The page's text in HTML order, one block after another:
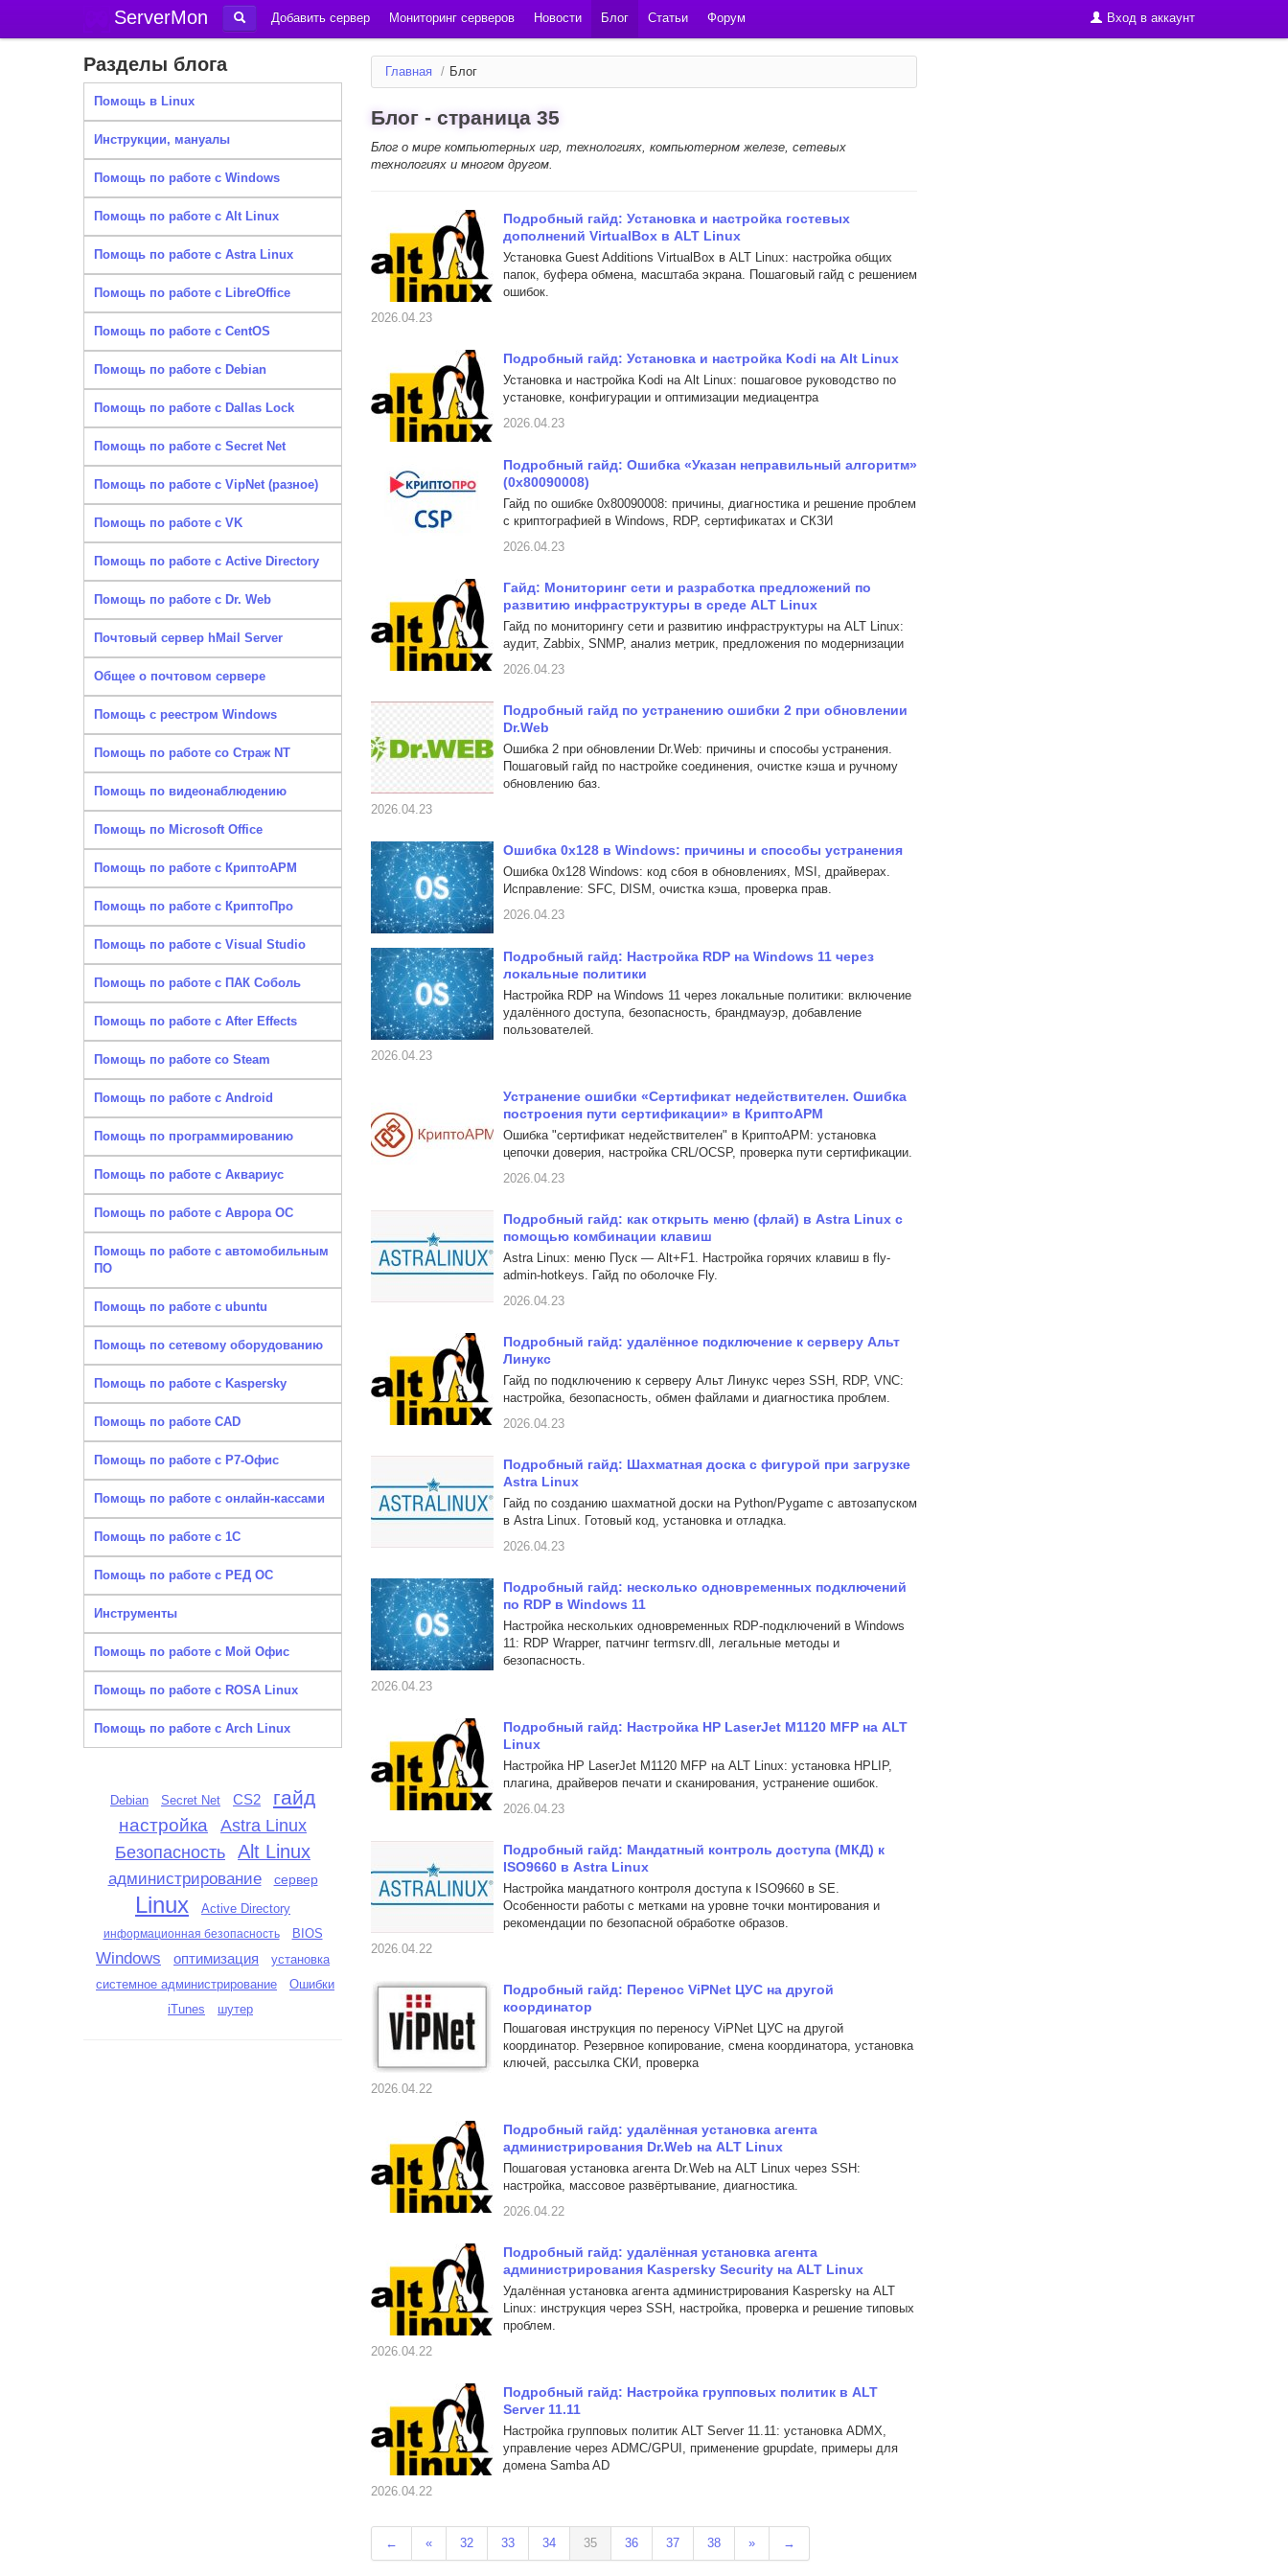
ServerMon Добавить сервер Мониторинг серверов Новости Блог Статьи Форум Вход в аккаунт
Разделы блога
Помощь в Linux
Инструкции, мануалы
Помощь по работе с Windows
Помощь по работе с Alt Linux
Помощь по работе с Astra Linux
Помощь по работе с LibreOffice
Помощь по работе с CentOS
Помощь по работе с Debian
Помощь по работе с Dallas Lock
Помощь по работе с Secret Net
Помощь по работе с VipNet (разное)
Помощь по работе с VK
Помощь по работе с Active Directory
Помощь по работе с Dr. Web
Почтовый сервер hMail Server
Общее о почтовом сервере
Помощь с реестром Windows
Помощь по работе со Страж NT
Помощь по видеонаблюдению
Помощь по Microsoft Office
Помощь по работе с КриптоАРМ
Помощь по работе с КриптоПро
Помощь по работе с Visual Studio
Помощь по работе с ПАК Соболь
Помощь по работе с After Effects
Помощь по работе со Steam
Помощь по работе с Android
Помощь по программированию
Помощь по работе с Аквариус
Помощь по работе с Аврора ОС
Помощь по работе с автомобильным
ПО
Помощь по работе с ubuntu
Помощь по сетевому оборудованию
Помощь по работе с Kaspersky
Помощь по работе CAD
Помощь по работе с Р7-Офис
Помощь по работе с онлайн-кассами
Помощь по работе с 1С
Помощь по работе с РЕД ОС
Инструменты
Помощь по работе с Мой Офис
Помощь по работе с ROSA Linux
Помощь по работе с Arch Linux
Debian Secret Net CS2 гайд
настройка
Astra Linux
Безопасность
Alt Linux
администрирование сервер
Linux Active Directory
информационная безопасность BIOS
Windows оптимизация
установка
системное администрирование
Ошибки
iTunes
шутер
Главная / Блог
Блог - страница 35
Блог о мире компьютерных игр, технологиях, компьютерном железе, сетевых
технологиях и многом другом.
Подробный гайд: Установка и настройка гостевых
дополнений VirtualBox в ALT Linux
Установка Guest Additions VirtualBox в ALT Linux: настройка общих
папок, буфера обмена, масштаба экрана. Пошаговый гайд с решением
ошибок.
2026.04.23
Подробный гайд: Установка и настройка Kodi на Alt Linux
Установка и настройка Kodi на Alt Linux: пошаговое руководство по
установке, конфигурации и оптимизации медиацентра
2026.04.23
Подробный гайд: Ошибка «Указан неправильный алгоритм»
(0x80090008)
Гайд по ошибке 0x80090008: причины, диагностика и решение проблем
с криптографией в Windows, RDP, сертификатах и СКЗИ
2026.04.23
Гайд: Мониторинг сети и разработка предложений по
развитию инфраструктуры в среде ALT Linux
Гайд по мониторингу сети и развитию инфраструктуры на ALT Linux:
аудит, Zabbix, SNMP, анализ метрик, предложения по модернизации
2026.04.23
Подробный гайд по устранению ошибки 2 при обновлении
Dr.Web
Ошибка 2 при обновлении Dr.Web: причины и способы устранения.
Пошаговый гайд по настройке соединения, очистке кэша и ручному
обновлению баз.
2026.04.23
Ошибка 0x128 в Windows: причины и способы устранения
Ошибка 0x128 Windows: код сбоя в обновлениях, MSI, драйверах.
Исправление: SFC, DISM, очистка кэша, проверка прав.
2026.04.23
Подробный гайд: Настройка RDP на Windows 11 через
локальные политики
Настройка RDP на Windows 11 через локальные политики: включение
удалённого доступа, безопасность, брандмауэр, добавление
пользователей.
2026.04.23
Устранение ошибки «Сертификат недействителен. Ошибка
построения пути сертификации» в КриптоАРМ
Ошибка "сертификат недействителен" в КриптоАРМ: установка
цепочки доверия, настройка CRL/OCSP, проверка пути сертификации.
2026.04.23
Подробный гайд: как открыть меню (флай) в Astra Linux с
помощью комбинации клавиш
Astra Linux: меню Пуск — Alt+F1. Настройка горячих клавиш в fly-
admin-hotkeys. Гайд по оболочке Fly.
2026.04.23
Подробный гайд: удалённое подключение к серверу Альт
Линукс
Гайд по подключению к серверу Альт Линукс через SSH, RDP, VNC:
настройка, безопасность, обмен файлами и диагностика проблем.
2026.04.23
Подробный гайд: Шахматная доска с фигурой при загрузке
Astra Linux
Гайд по созданию шахматной доски на Python/Pygame с автозапуском
в Astra Linux. Готовый код, установка и отладка.
2026.04.23
Подробный гайд: несколько одновременных подключений
по RDP в Windows 11
Настройка нескольких одновременных RDP-подключений в Windows
11: RDP Wrapper, патчинг termsrv.dll, легальные методы и
безопасность.
2026.04.23
Подробный гайд: Настройка HP LaserJet M1120 MFP на ALT
Linux
Настройка HP LaserJet M1120 MFP на ALT Linux: установка HPLIP,
плагина, драйверов печати и сканирования, устранение ошибок.
2026.04.23
Подробный гайд: Мандатный контроль доступа (МКД) к
ISO9660 в Astra Linux
Настройка мандатного контроля доступа к ISO9660 в SE.
Особенности работы с метками на уровне точки монтирования и
рекомендации по безопасной обработке образов.
2026.04.22
Подробный гайд: Перенос ViPNet ЦУС на другой
координатор
Пошаговая инструкция по переносу ViPNet ЦУС на другой
координатор. Резервное копирование, смена координатора, установка
ключей, рассылка СКИ, проверка
2026.04.22
Подробный гайд: удалённая установка агента
администрирования Dr.Web на ALT Linux
Пошаговая установка агента Dr.Web на ALT Linux через SSH:
настройка, массовое развёртывание, диагностика.
2026.04.22
Подробный гайд: удалённая установка агента
администрирования Kaspersky Security на ALT Linux
Удалённая установка агента администрирования Kaspersky на ALT
Linux: инструкция через SSH, настройка, проверка и решение типовых
проблем.
2026.04.22
Подробный гайд: Настройка групповых политик в ALT
Server 11.11
Настройка групповых политик ALT Server 11.11: установка ADMX,
управление через ADMC/GPUI, применение gpupdate, примеры для
домена Samba AD
2026.04.22
← « 32 33 34 35 36 37 38 » →